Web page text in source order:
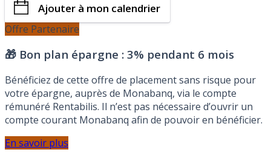
Ajouter à mon calendrier
Offre Partenaire
🎁 Bon plan épargne : 3% pendant 6 mois
Bénéficiez de cette offre de placement sans risque pour
votre épargne, auprès de Monabanq, via le compte
rémunéré Rentabilis. Il n’est pas nécessaire d’ouvrir un
compte courant Monabanq afin de pouvoir en bénéficier.
En savoir plus